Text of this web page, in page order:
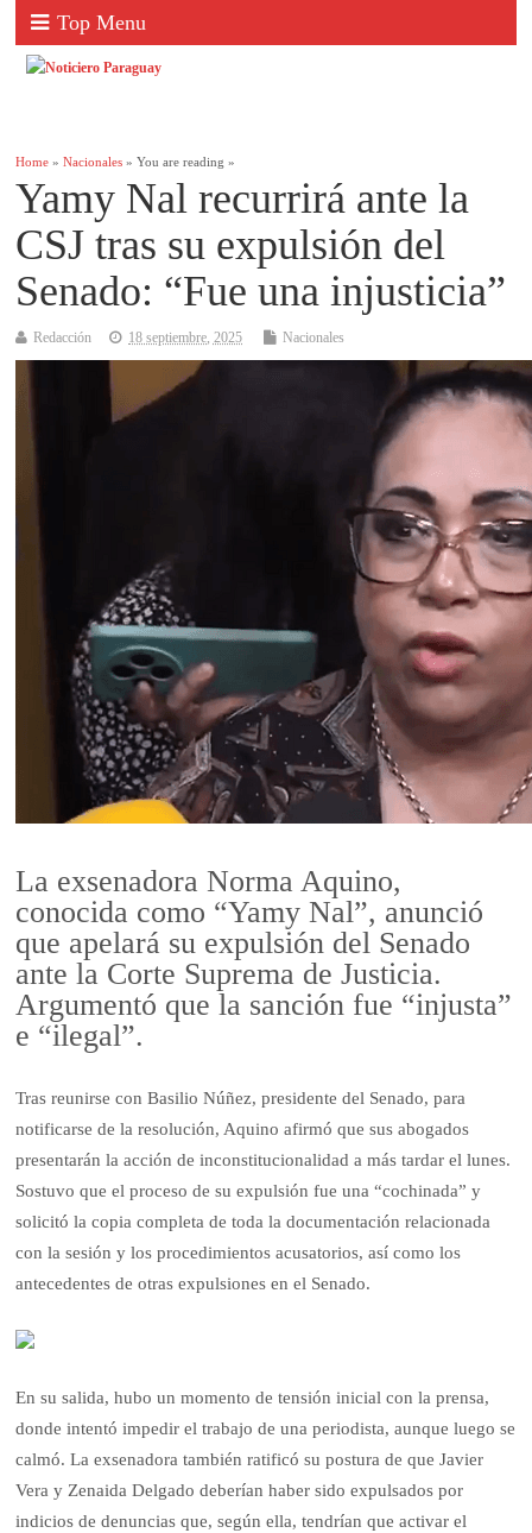
Top Menu
Home »Nacionales » You are reading »
Yamy Nal recurrirá ante la
CSJ tras su expulsión del
Senado: “Fue una injusticia”
Redacción 18 septiembre, 2025 Nacionales
La exsenadora Norma Aquino,
conocida como “Yamy Nal”, anunció
que apelará su expulsión del Senado
ante la Corte Suprema de Justicia.
Argumentó que la sanción fue “injusta”
e “ilegal”.
Tras reunirse con Basilio Núñez, presidente del Senado, para
notificarse de la resolución, Aquino afirmó que sus abogados
presentarán la acción de inconstitucionalidad a más tardar el lunes.
Sostuvo que el proceso de su expulsión fue una “cochinada” y
solicitó la copia completa de toda la documentación relacionada
con la sesión y los procedimientos acusatorios, así como los
antecedentes de otras expulsiones en el Senado.
En su salida, hubo un momento de tensión inicial con la prensa,
donde intentó impedir el trabajo de una periodista, aunque luego se
calmó. La exsenadora también ratificó su postura de que Javier
Vera y Zenaida Delgado deberían haber sido expulsados por
indicios de denuncias que, según ella, tendrían que activar el